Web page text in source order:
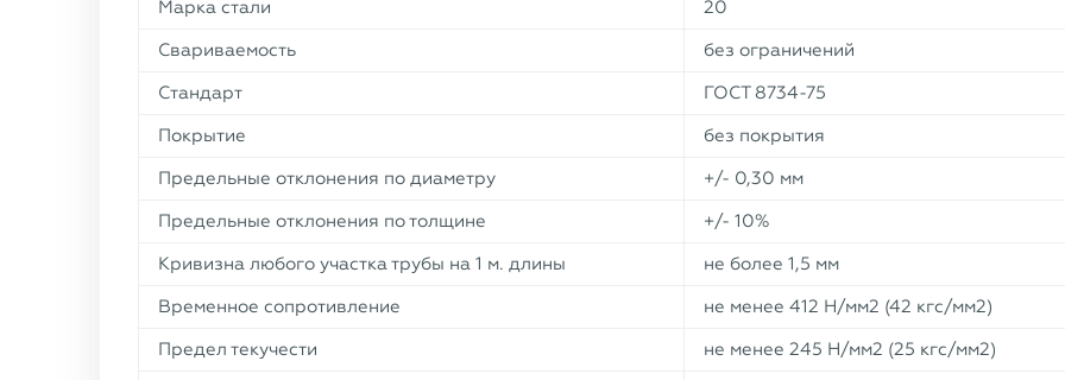
Марка стали
20
Свариваемость
без ограничений
Стандарт
ГОСТ 8734-75
Покрытие
без покрытия
Предельные отклонения по диаметру
+/- 0,30 мм
Предельные отклонения по толщине
+/- 10%
Кривизна любого участка трубы на 1 м. длины
не более 1,5 мм
Временное сопротивление
не менее 412 Н/мм2 (42 кгс/мм2)
Предел текучести
не менее 245 Н/мм2 (25 кгс/мм2)